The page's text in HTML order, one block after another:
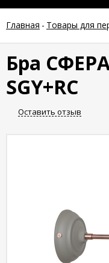
Гарантия
возврат
Новости
конфиденциальности
Главная - Товары для
Бра
SGY+RC
Оставить отзыв